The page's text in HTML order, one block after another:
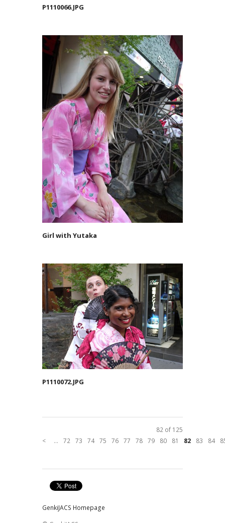
P1110066.JPG
Girl with Yutaka
P1110072.JPG
82 of 125
<
... 72 73 74 75 76 77 78 79 80 81 82 83 84
GenkiJACS Homepage